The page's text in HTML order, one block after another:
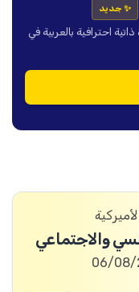
✨ جديد
احترافية بالعربية في
والاجتماعي